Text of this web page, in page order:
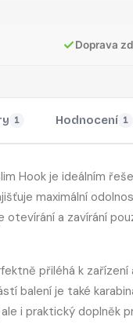
✓Doprava
1 Hodnocení 1
Hook je ideálním
maximální
otevírání a zavírání
přiléhá k
balení je také
i praktický doplněk